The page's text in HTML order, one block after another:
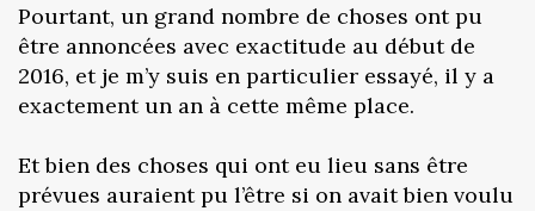
Pourtant, un grand nombre de choses ont pu
être annoncées avec exactitude au début de
2016, et je m’y suis en particulier essayé, il y a
exactement un an à cette même place.
Et bien des choses qui ont eu lieu sans être
prévues auraient pu l’être si on avait bien voulu